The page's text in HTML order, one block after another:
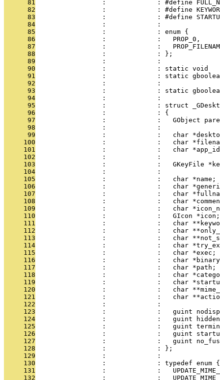
      81
:             : #define
      82
:             : #define
      83
:             : #define
      84
                 :             :
      85
                 :             : enum {
      86
                 :             :   PROP_0,
      87
:             :
      88
                 :             : };
      89
                 :             :
      90
:             : static void
      91
:             : static
      92
:             :
      93
:             : static
      94
                 :             :
      95
:             : struct
      96
                 :             : {
      97
:             :   GObject
      98
                 :             :
      99
:             :   char
     100
:             :   char
     101
:             :   char
     102
                 :             :
     103
:             :   GKeyFile
     104
                 :             :
     105
                 :             :   char *name;
     106
:             :   char
     107
:             :   char
     108
:             :   char
     109
:             :   char
     110
                 :             :   GIcon *icon;
     111
:             :   char
     112
:             :   char
     113
:             :   char
     114
:             :   char
     115
                 :             :   char *exec;
     116
:             :   char
     117
                 :             :   char *path;
     118
:             :   char
     119
:             :   char
     120
:             :   char
     121
:             :   char
     122
                 :             :
     123
:             :   guint
     124
:             :   guint
     125
:             :   guint
     126
:             :   guint
     127
:             :   guint
     128
                 :             : };
     129
                 :             :
     130
                 :             : typedef enum {
     131
:             :
     132
:             :